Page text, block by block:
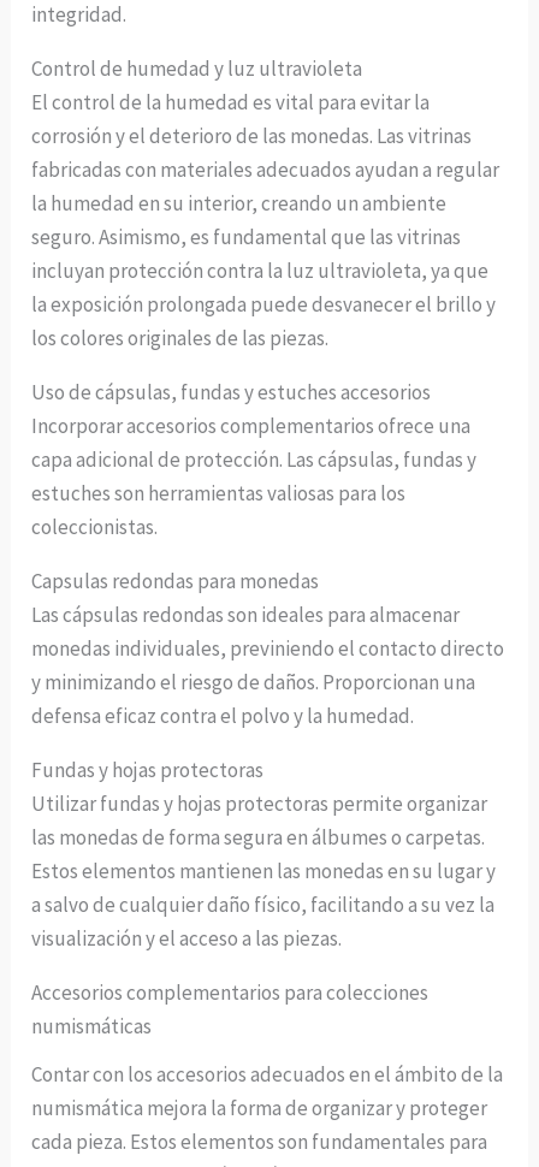
integridad.
Control de humedad y luz ultravioleta
El control de la humedad es vital para evitar la
corrosión y el deterioro de las monedas. Las vitrinas
fabricadas con materiales adecuados ayudan a regular
la humedad en su interior, creando un ambiente
seguro. Asimismo, es fundamental que las vitrinas
incluyan protección contra la luz ultravioleta, ya que
la exposición prolongada puede desvanecer el brillo y
los colores originales de las piezas.
Uso de cápsulas, fundas y estuches accesorios
Incorporar accesorios complementarios ofrece una
capa adicional de protección. Las cápsulas, fundas y
estuches son herramientas valiosas para los
coleccionistas.
Capsulas redondas para monedas
Las cápsulas redondas son ideales para almacenar
monedas individuales, previniendo el contacto directo
y minimizando el riesgo de daños. Proporcionan una
defensa eficaz contra el polvo y la humedad.
Fundas y hojas protectoras
Utilizar fundas y hojas protectoras permite organizar
las monedas de forma segura en álbumes o carpetas.
Estos elementos mantienen las monedas en su lugar y
a salvo de cualquier daño físico, facilitando a su vez la
visualización y el acceso a las piezas.
Accesorios complementarios para colecciones
numismáticas
Contar con los accesorios adecuados en el ámbito de la
numismática mejora la forma de organizar y proteger
cada pieza. Estos elementos son fundamentales para